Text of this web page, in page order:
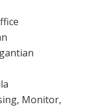
Monitor,